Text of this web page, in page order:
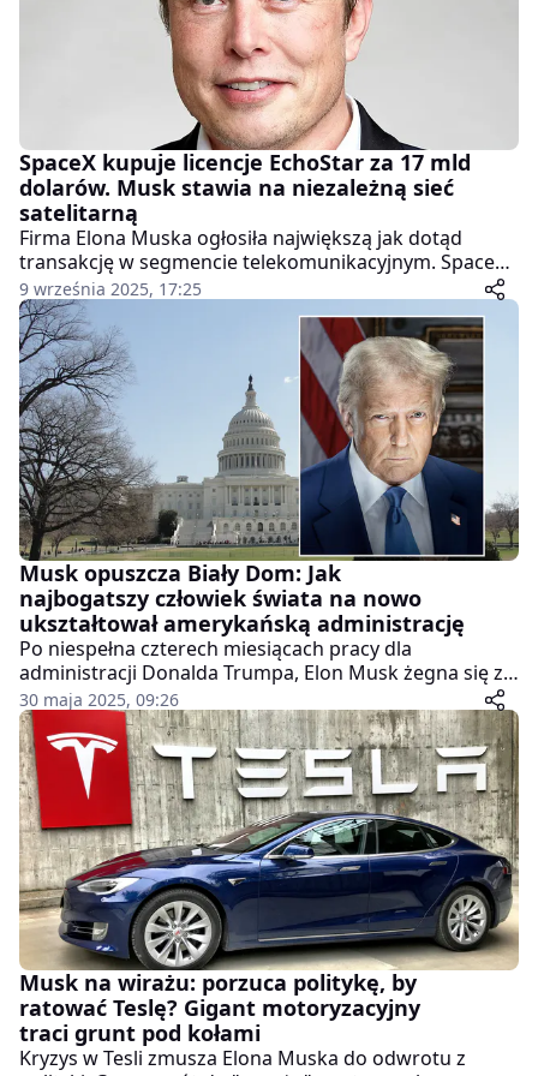
SpaceX kupuje licencje EchoStar za 17 mld
dolarów. Musk stawia na niezależną sieć
satelitarną
Firma Elona Muska ogłosiła największą jak dotąd
transakcję w segmencie telekomunikacyjnym. SpaceX
przejmie od EchoStar licencje i częstotliwości
przeznaczone dla satelitarnej telefonii komórkowej.
Wartość umowy to około 17 miliardów dolarów.
9 września 2025, 17:25
Musk opuszcza Biały Dom: Jak
najbogatszy człowiek świata na nowo
ukształtował amerykańską administrację
Po niespełna czterech miesiącach pracy dla
administracji Donalda Trumpa, Elon Musk żegna się z
Departamentem Efektywności Rządowej, znanym jako
Doge. Jego kadencja – choć krótka – była burzliwa,
pełna kontrowersji i miała realny wpływ na politykę
wewnętrzną i zagraniczną USA. Miliarder, który zyskał
sławę dzięki Tesli i SpaceX, wkroczył do świata polityki
z misją cięć, oszczędności i przedefiniowania roli
państwa.
30 maja 2025, 09:26
Musk na wirażu: porzuca politykę, by
ratować Teslę? Gigant motoryzacyjny
traci grunt pod kołami
Kryzys w Tesli zmusza Elona Muska do odwrotu z